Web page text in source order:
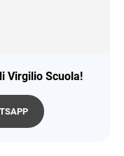
Virgilio Scuola!